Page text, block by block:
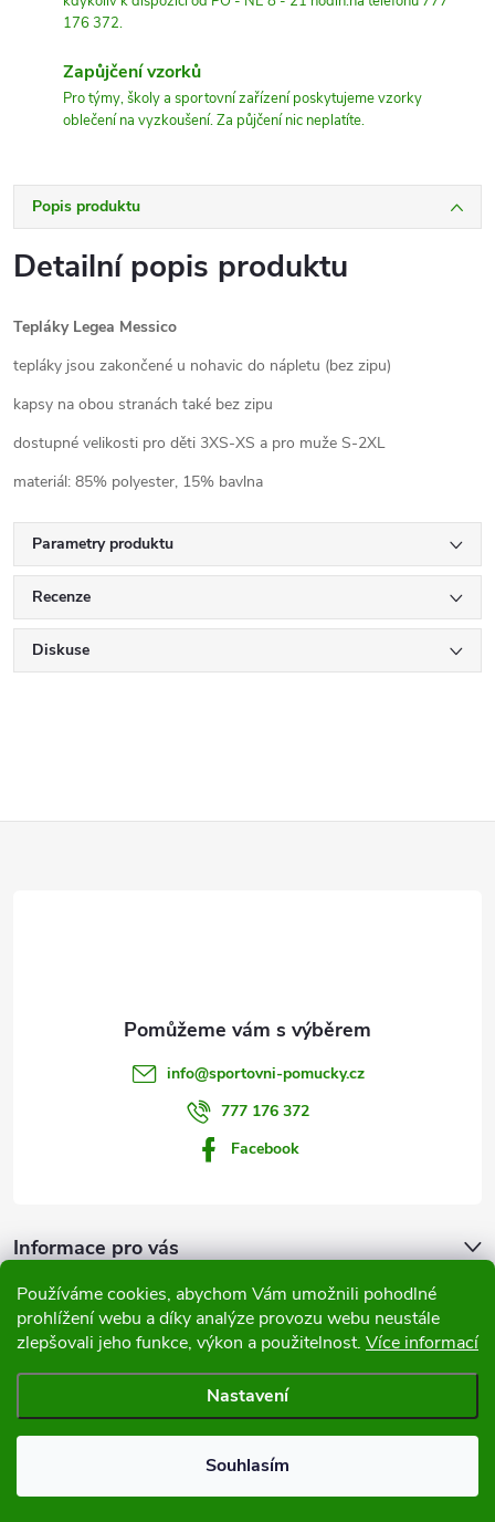
Používáme cookies, abychom Vám umožnili pohodlné
prohlížení webu a díky analýze provozu webu neustále
zlepšovali jeho funkce, výkon a použitelnost. Více informací
Nastavení
Souhlasím
176 372.
Zapůjčení vzorků
Pro týmy, školy a sportovní zařízení poskytujeme vzorky
oblečení na vyzkoušení. Za půjčení nic neplatíte.
Popis produktu
Detailní popis produktu
Tepláky Legea Messico
tepláky jsou zakončené u nohavic do nápletu (bez zipu)
kapsy na obou stranách také bez zipu
dostupné velikosti pro děti 3XS-XS a pro muže S-2XL
materiál: 85% polyester, 15% bavlna
Parametry produktu
Recenze
Diskuse
info@sportovni-pomucky.cz
777 176 372
Facebook
Informace pro vás
Přijímáme online platby
Copyright 2026Sportovní pomůcky. Všechna práva vyhrazena.